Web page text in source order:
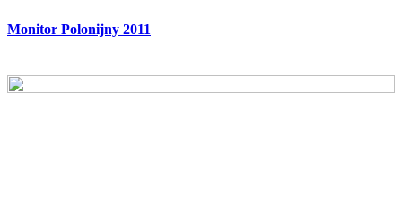
Monitor Polonijny 2011